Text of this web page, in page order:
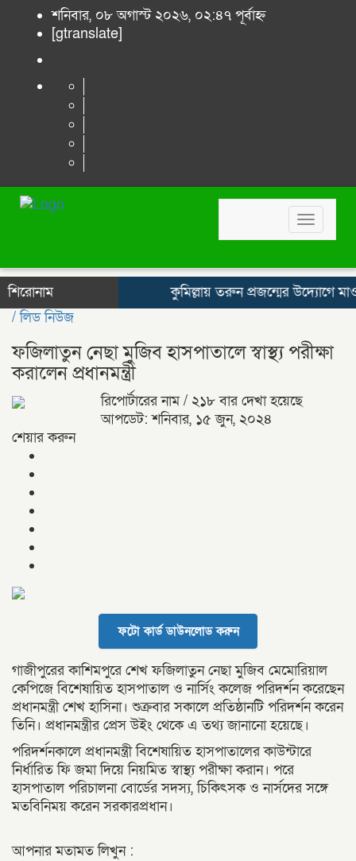
শনিবার, ০৮ অগাস্ট ২০২৬, ০২:৪৭ পূর্বাহ্ন
[gtranslate]
Toggle
শিরোনাম
কুমিল্লায় তরুন প্রজন্মের উদ্যোগে
/লিড নিউজ
ফজিলাতুন নেছা মুজিব হাসপাতালে স্বাস্থ্য পরীক্ষা
করালেন প্রধানমন্ত্রী
রিপোর্টারের নাম/ ২১৮ বার দেখা হয়েছে
আপডেট: শনিবার, ১৫ জুন, ২০২৪
শেয়ার করুন
ফটো কার্ড ডাউনলোড করুন
গাজীপুরের কাশিমপুরে শেখ ফজিলাতুন নেছা মুজিব মেমোরিয়াল
কেপিজে বিশেষায়িত হাসপাতাল ও নার্সিং কলেজ পরিদর্শন করেছেন
প্রধানমন্ত্রী শেখ হাসিনা। শুক্রবার সকালে প্রতিষ্ঠানটি পরিদর্শন করেন
তিনি। প্রধানমন্ত্রীর প্রেস উইং থেকে এ তথ্য জানানো হয়েছে।
পরিদর্শনকালে প্রধানমন্ত্রী বিশেষায়িত হাসপাতালের কাউন্টারে
নির্ধারিত ফি জমা দিয়ে নিয়মিত স্বাস্থ্য পরীক্ষা করান। পরে
হাসপাতাল পরিচালনা বোর্ডের সদস্য, চিকিৎসক ও নার্সদের সঙ্গে
মতবিনিময় করেন সরকারপ্রধান।
আপনার মতামত লিখুন :